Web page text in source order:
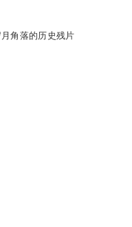
角落的历史残片